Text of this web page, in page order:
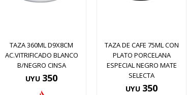
TAZA 360ML D9X8CM
AC.VITRIFICADO BLANCO
B/NEGRO CINSA
UYU 350
TAZA DE CAFE 75ML CON
PLATO PORCELANA
ESPECIAL NEGRO MATE
SELECTA
UYU 350